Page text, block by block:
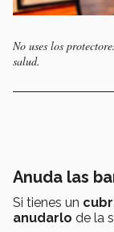
No uses los
salud.
Anuda las
Si tienes un
anudarlo de la